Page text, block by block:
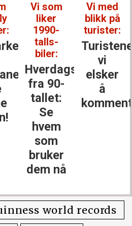
Vi som
liker
1990-
talls-
biler:
Hverdagsbiler
fra 90-
tallet:
Se
hvem
som
bruker
dem nå
Vi med
blikk på
turister:
vi
elsker
å
world records